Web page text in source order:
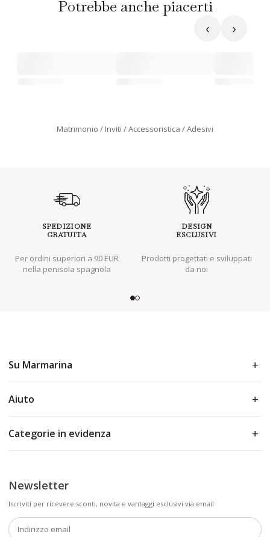
Potrebbe anche piacerti
‹ ›
Matrimonio Inviti Accessoristica Adesivi
SPEDIZIONE
GRATUITA
Per ordini superiori a 90 EUR
nella penisola spagnola
DESIGN
ESCLUSIVI
Prodotti progettati e sviluppati
da noi
Su Marmarina
Aiuto
Categorie in evidenza
Newsletter
Iscriviti per ricevere sconti, novita e vantaggi esclusivi via email